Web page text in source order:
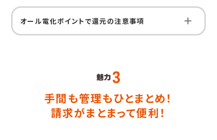
オール電化ポイントで還元の注意事項
手間も管理もひとまとめ！
請求がまとまって便利！